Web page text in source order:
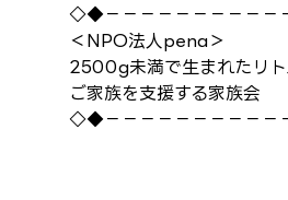
◇◆－－－－－－－－－
＜NPO法人pena＞
2500g未満で生まれたリト
ご家族を支援する家族会
◇◆－－－－－－－－－